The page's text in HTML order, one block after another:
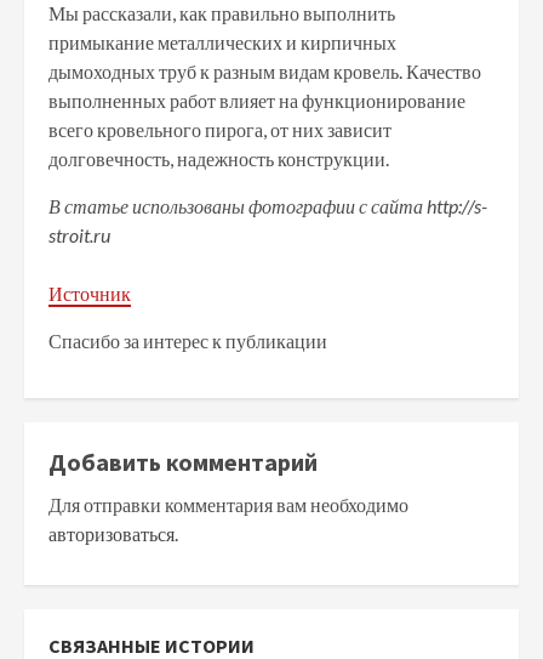
Мы рассказали, как правильно выполнить
примыкание металлических и кирпичных
дымоходных труб к разным видам кровель. Качество
выполненных работ влияет на функционирование
всего кровельного пирога, от них зависит
долговечность, надежность конструкции.
В статье использованы фотографии с сайтаhttp://s-
stroit.ru
Источник
Спасибо за интерес к публикации
Добавить комментарий
Для отправки комментария вам необходимо
авторизоваться.
СВЯЗАННЫЕ ИСТОРИИ